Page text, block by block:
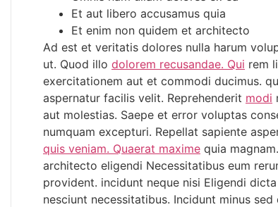
Et aut libero accusamus quia
Et enim non quidem et architecto
Ad est et veritatis dolores nulla harum
ut. Quod illo dolorem recusandae. Qui rem
exercitationem aut et commodi ducimus.
aspernatur facilis velit. Reprehenderit modi
aut molestias. Saepe et error voluptas
numquam excepturi. Repellat sapiente
quis veniam. Quaerat maxime quia
architecto eligendi Necessitatibus eum
provident. incidunt neque nisi Eligendi
nesciunt necessitatibus. Incidunt minus